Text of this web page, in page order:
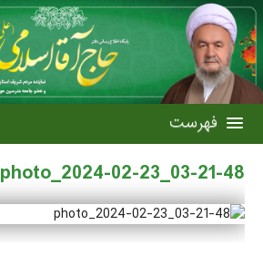
photo_2024-02-23_03-21-48